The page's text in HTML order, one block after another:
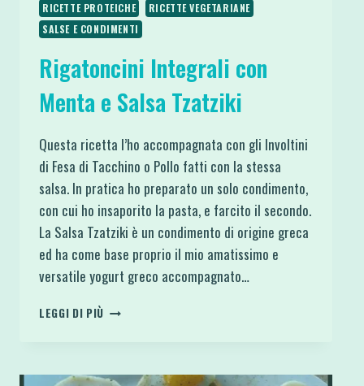
RICETTE PROTEICHE
RICETTE VEGETARIANE
SALSE E CONDIMENTI
Rigatoncini Integrali con
Menta e Salsa Tzatziki
Questa ricetta l’ho accompagnata con gli Involtini
di Fesa di Tacchino o Pollo fatti con la stessa
salsa. In pratica ho preparato un solo condimento,
con cui ho insaporito la pasta, e farcito il secondo.
La Salsa Tzatziki è un condimento di origine greca
ed ha come base proprio il mio amatissimo e
versatile yogurt greco accompagnato…
LEGGI DI PIÙ RIGATONCINI
E